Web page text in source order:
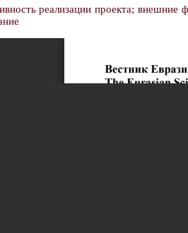
реализации проекта; внешние